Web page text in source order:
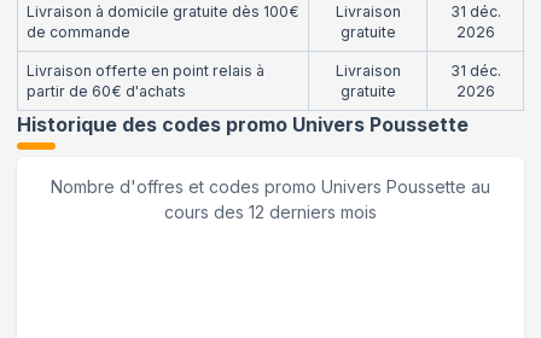
Livraison à domicile gratuite dès 100€
de commande
Livraison
gratuite
31 déc.
2026
Livraison offerte en point relais à
partir de 60€ d'achats
Livraison
gratuite
31 déc.
2026
Historique des codes promo Univers Poussette
Nombre d'offres et codes promo Univers Poussette au
cours des 12 derniers mois